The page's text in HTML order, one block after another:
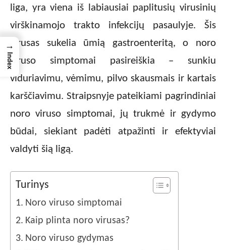
liga, yra viena iš labiausiai paplitusių virusinių
virškinamojo trakto infekcijų pasaulyje. Šis
virusas sukelia ūmią gastroenteritą, o noro
viruso simptomai pasireiškia – sunkiu
viduriavimu, vėmimu, pilvo skausmais ir kartais
karščiavimu. Straipsnyje pateikiami pagrindiniai
noro viruso simptomai, jų trukmė ir gydymo
būdai, siekiant padėti atpažinti ir efektyviai
valdyti šią ligą.
Turinys
Noro viruso simptomai
Kaip plinta noro virusas?
Noro viruso gydymas
→
Index